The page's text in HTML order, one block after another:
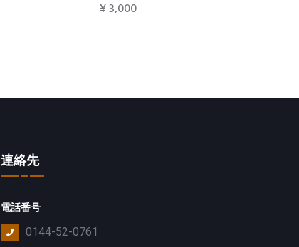
¥3,000
連絡先
電話番号
0144-52-0761